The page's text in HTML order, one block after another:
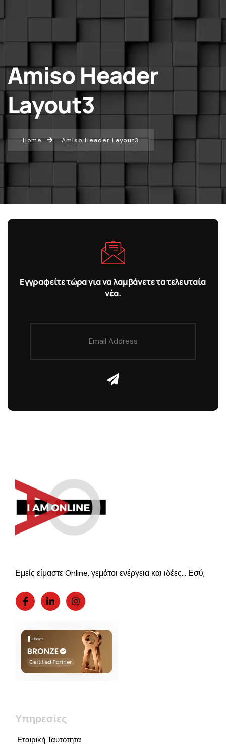
Amiso Header
Layout3
Home Amiso Header Layout3
Εγγραφείτε τώρα για να λαμβάνετε τα τελευταία
νέα.
Εμείς είμαστε Online, γεμάτοι ενέργεια και ιδέες… Εσύ;
Υπηρεσίες
Εταιρική Ταυτότητα